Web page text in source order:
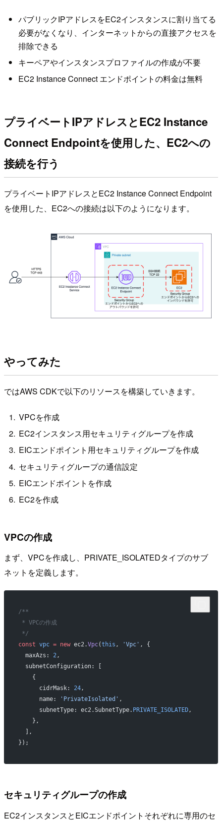
パブリックIPアドレスをEC2インスタンスに割り当てる
必要がなくなり、インターネットからの直接アクセスを
排除できる
キーペアやインスタンスプロファイルの作成が不要
EC2 Instance Connect エンドポイントの料金は無料
プライベートIPアドレスとEC2 Instance
Connect Endpointを使用した、EC2への
接続を行う
プライベートIPアドレスとEC2 Instance Connect Endpoint
を使用した、EC2への接続は以下のようになります。
やってみた
ではAWS CDKで以下のリソースを構築していきます。
VPCを作成
EC2インスタンス用セキュリティグループを作成
EICエンドポイント用セキュリティグループを作成
セキュリティグループの通信設定
EICエンドポイントを作成
EC2を作成
VPCの作成
まず、VPCを作成し、PRIVATE_ISOLATEDタイプのサブ
ネットを定義します。
/**
* VPCの作成
*/
const vpc = new ec2.Vpc(this , 'Vpc' , {
  maxAzs:
2,
  subnetConfiguration: [
    {
      cidrMask:
24,
      name:
'PrivateIsolated' ,
      subnetType: ec2.SubnetType.
PRIVATE_ISOLATED,
    },
  ],
});
セキュリティグループの作成
EC2インスタンスとEICエンドポイントそれぞれに専用のセ